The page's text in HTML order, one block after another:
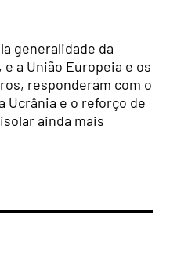
generalidade da
a União Europeia e os
responderam com o
Ucrânia e o reforço de
ainda mais